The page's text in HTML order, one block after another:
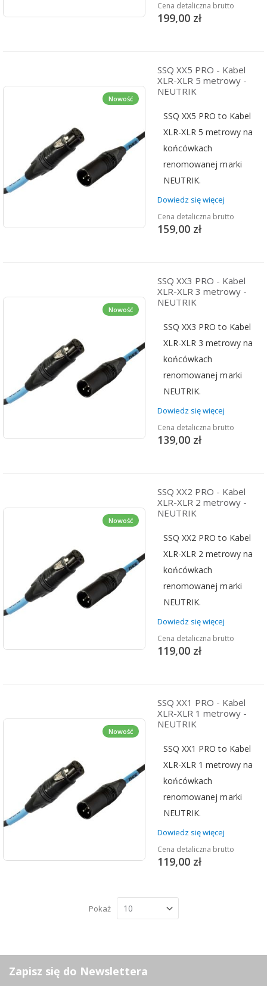
Cena detaliczna brutto
199,00 zł
Nowość
SSQ XX5 PRO - Kabel
XLR-XLR 5 metrowy -
NEUTRIK
SSQ XX5 PRO to Kabel
XLR-XLR 5 metrowy na
końcówkach
renomowanej marki
NEUTRIK.
Dowiedz się więcej
Cena detaliczna brutto
159,00 zł
Nowość
SSQ XX3 PRO - Kabel
XLR-XLR 3 metrowy -
NEUTRIK
SSQ XX3 PRO to Kabel
XLR-XLR 3 metrowy na
końcówkach
renomowanej marki
NEUTRIK.
Dowiedz się więcej
Cena detaliczna brutto
139,00 zł
Nowość
SSQ XX2 PRO - Kabel
XLR-XLR 2 metrowy -
NEUTRIK
SSQ XX2 PRO to Kabel
XLR-XLR 2 metrowy na
końcówkach
renomowanej marki
NEUTRIK.
Dowiedz się więcej
Cena detaliczna brutto
119,00 zł
Nowość
SSQ XX1 PRO - Kabel
XLR-XLR 1 metrowy -
NEUTRIK
SSQ XX1 PRO to Kabel
XLR-XLR 1 metrowy na
końcówkach
renomowanej marki
NEUTRIK.
Dowiedz się więcej
Cena detaliczna brutto
119,00 zł
Pokaż
Zapisz się do Newslettera